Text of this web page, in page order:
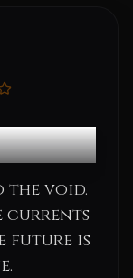
the void.
currents
future is